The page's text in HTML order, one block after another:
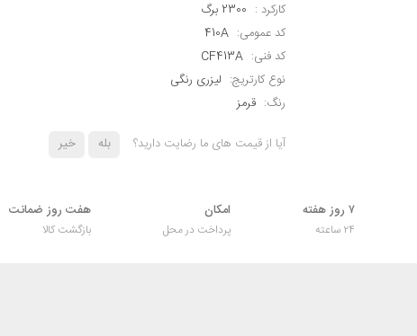
کارکرد :
کد عمومی:
کد فنی:
نوع کارتریج: لیزری رنگی
رنگ: قرمز
آیا از قیمت های ما رضایت دارید؟ بله خیر
۷ روز هفته
۲۴ ساعته
امکان
پرداخت در محل
هفت روز ضمانت
بازگشت کالا